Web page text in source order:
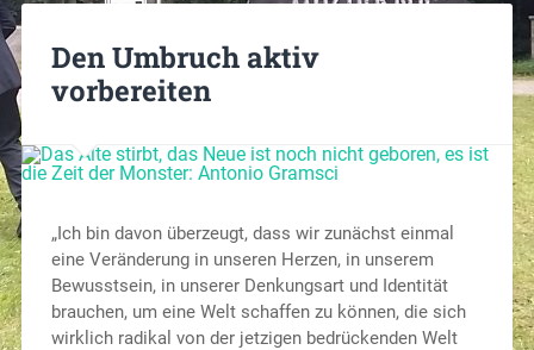
Den Umbruch aktiv
vorbereiten
„Ich bin davon überzeugt, dass wir zunächst einmal
eine Veränderung in unseren Herzen, in unserem
Bewusstsein, in unserer Denkungsart und Identität
brauchen, um eine Welt schaffen zu können, die sich
wirklich radikal von der jetzigen bedrückenden Welt